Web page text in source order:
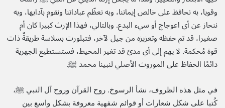
وقويا، به نحافظ على خالص إيماننا، وبه نعظّم عباداتنا ونقوم بآدابها، وبه
ننحاز عن أي اعوجاج أو سيء البدع. وبالتالي، فهذا الإرث كبيرا كان أم
صغيرا، قد تم حفظه وتعزيزه من جيل لآخر، فتبلورت بسلاسة طريقةٌ ذات
قوة مُحكمة. لا يهم إلى أي مدىً قد تغير المحيط، فستستطيع الجهرية
دائمًا الحفاظ على الموروث الأصلي لنبينا محمد ﷺ.
في مثل هذه الظروف، نشأ الرسوخ. روح القرآن وروح آل النبي ﷺ،
كُتبا على شكل شعارات أو قوائم شفهية معروفة بشكل واسع بين